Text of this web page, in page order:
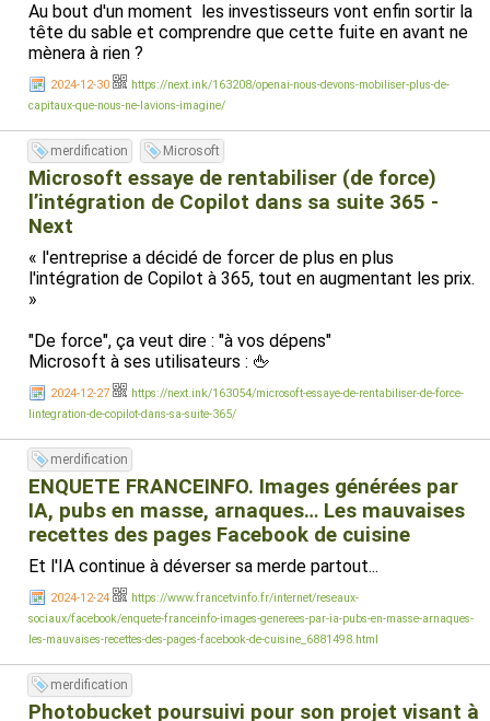
Au bout d'un moment les investisseurs vont enfin sortir la
tête du sable et comprendre que cette fuite en avant ne
mènera à rien ?
2024-12-30
https://next.ink/163208/openai-nous-devons-mobiliser-plus-de-
capitaux-que-nous-ne-lavions-imagine/
merdification Microsoft
Microsoft essaye de rentabiliser (de force)
l’intégration de Copilot dans sa suite 365 -
Next
« l'entreprise a décidé de forcer de plus en plus
l'intégration de Copilot à 365, tout en augmentant les prix.
»
"De force", ça veut dire : "à vos dépens"
Microsoft à ses utilisateurs : 🖕
2024-12-27
https://next.ink/163054/microsoft-essaye-de-rentabiliser-de-force-
lintegration-de-copilot-dans-sa-suite-365/
merdification
ENQUETE FRANCEINFO. Images générées par
IA, pubs en masse, arnaques… Les mauvaises
recettes des pages Facebook de cuisine
Et l'IA continue à déverser sa merde partout...
2024-12-24
https://www.francetvinfo.fr/internet/reseaux-
sociaux/facebook/enquete-franceinfo-images-generees-par-ia-pubs-en-masse-arnaques-
les-mauvaises-recettes-des-pages-facebook-de-cuisine_6881498.html
merdification
Photobucket poursuivi pour son projet visant à